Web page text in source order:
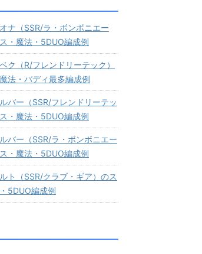
ナ（SSR/ラ・ボンボニエー
・魔法・5DUO編成例
ク（R/フレンドリーテック）
法・バディ最多編成例
バー（SSR/フレンドリーテッ
・魔法・5DUO編成例
バー（SSR/ラ・ボンボニエー
・魔法・5DUO編成例
ト（SSR/クラブ・ギア）のス
5DUO編成例